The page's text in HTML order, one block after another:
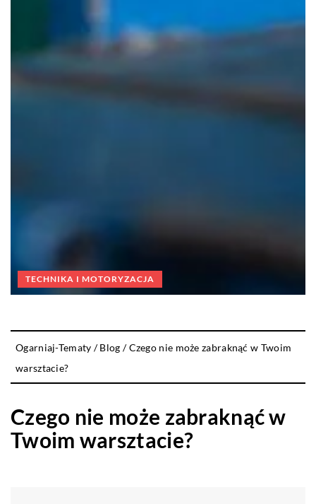
TECHNIKA I MOTORYZACJA
Ogarniaj-Tematy /Blog /Czego nie może zabraknąć w Twoim
warsztacie?
Czego nie może zabraknąć w
Twoim warsztacie?